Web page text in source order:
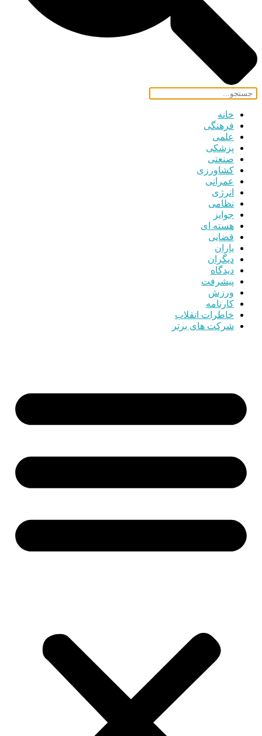
خانه
فرهنگی
علمی
پزشکی
صنعتی
کشاورزی
عمرانی
انرژی
نظامی
جوایز
هسته ای
قضایی
یاران
دیگران
دیدگاه
پیشرفت
ورزش
کارنامه
خاطرات انقلاب
شرکت های برتر